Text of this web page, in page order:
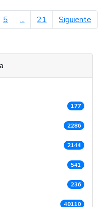
5 ... 21 Siguiente
177
2286
2144
541
236
40110